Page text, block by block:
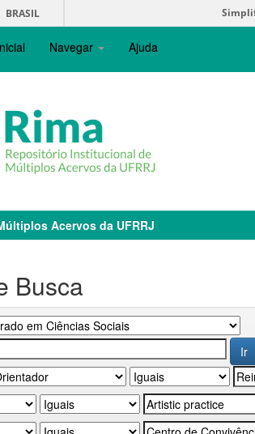
BRASIL
Navegar Ajuda
Acervos da UFRRJ
Busca